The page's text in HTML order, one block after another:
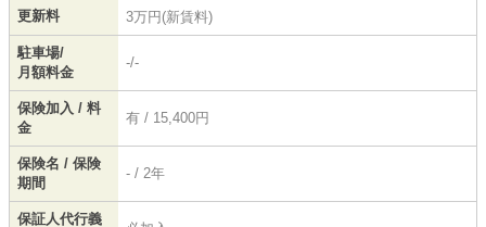
更新料 3万円(新賃料)
駐車場/
月額料金
-/-
保険加入 / 料
金
有 / 15,400円
保険名 / 保険
期間
- / 2年
保証人代行義